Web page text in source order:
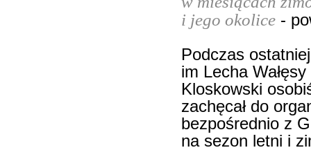
i jego okolice -
Podczas
im Lecha
Kloskowski
zachęcał do
bezpośrednio z
na sezon letni i